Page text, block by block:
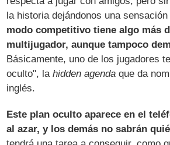
la historia dejándonos una
modo competitivo tiene algo más
multijugador, aunque tampoco
Básicamente, uno de los jugadores
oculto", lahidden agenda que da
inglés.
Este plan oculto aparece en el
al azar, y los demás no sabrán